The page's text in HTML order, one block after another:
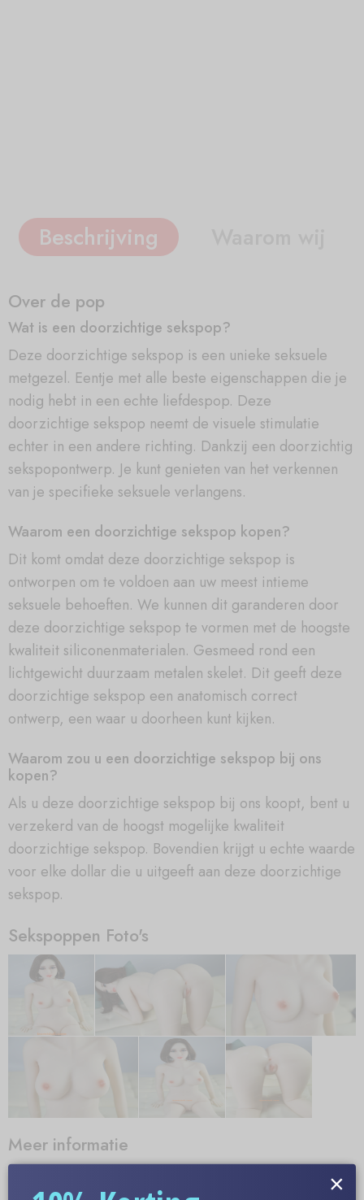
Beschrijving
Over de pop
Wat is een doorzichtige sekspop?
Deze doorzichtige sekspop is een unieke seksuele
metgezel. Eentje met alle beste eigenschappen die je
nodig hebt in een echte liefdespop. Deze
doorzichtige sekspop neemt de visuele stimulatie
echter in een andere richting. Dankzij een doorzichtig
sekspopontwerp. Je kunt genieten van het verkennen
van je specifieke seksuele verlangens.
Waarom een doorzichtige sekspop kopen?
Dit komt omdat deze doorzichtige sekspop is
ontworpen om te voldoen aan uw meest intieme
seksuele behoeften. We kunnen dit garanderen door
deze doorzichtige sekspop te vormen met de hoogste
kwaliteit siliconenmaterialen. Gesmeed rond een
lichtgewicht duurzaam metalen skelet. Dit geeft deze
doorzichtige sekspop een anatomisch correct
ontwerp, een waar u doorheen kunt kijken.
Waarom zou u een doorzichtige sekspop bij ons
kopen?
Als u deze doorzichtige sekspop bij ons koopt, bent u
verzekerd van de hoogst mogelijke kwaliteit
doorzichtige sekspop. Bovendien krijgt u echte waarde
voor elke dollar die u uitgeeft aan deze doorzichtige
sekspop.
Sekspoppen Foto's
Meer informatie
×